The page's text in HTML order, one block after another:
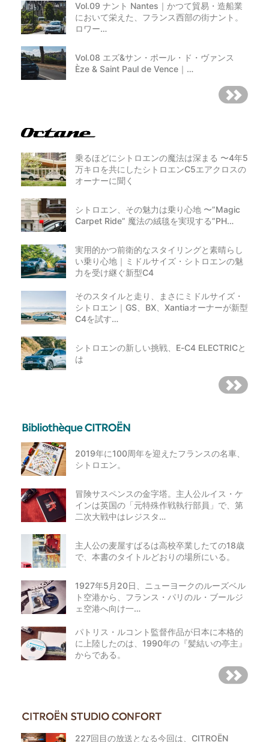
Vol.09 ナント Nantes｜かつて貿易・造船業
において栄えた、フランス西部の街ナント。
ロワー…
Vol.08 エズ&サン・ポール・ド・ヴァンス
Èze & Saint Paul de Vence｜…
乗るほどにシトロエンの魔法は深まる 〜4年5
万キロを共にしたシトロエンC5エアクロスの
オーナーに聞く
シトロエン、その魅力は乗り心地 〜”Magic
Carpet Ride” 魔法の絨毯を実現する”PH…
実用的かつ前衛的なスタイリングと素晴らし
い乗り心地｜ミドルサイズ・シトロエンの魅
力を受け継ぐ新型C4
そのスタイルと走り、まさにミドルサイズ・
シトロエン｜GS、BX、Xantiaオーナーが新型
C4を試す…
シトロエンの新しい挑戦、E-C4 ELECTRICと
は
2019年に100周年を迎えたフランスの名車、
シトロエン。
冒険サスペンスの金字塔。主人公ルイス・ケ
インは英国の「元特殊作戦執行部員」で、第
二次大戦中はレジスタ…
主人公の麦屋すばるは高校卒業したての18歳
で、本書のタイトルどおりの場所にいる。
1927年5月20日、ニューヨークのルーズベル
ト空港から、フランス・パリのル・ブールジ
ェ空港へ向け一…
パトリス・ルコント監督作品が日本に本格的
に上陸したのは、1990年の『髪結いの亭主』
からである。
227回目の放送となる今回は、CITROËN